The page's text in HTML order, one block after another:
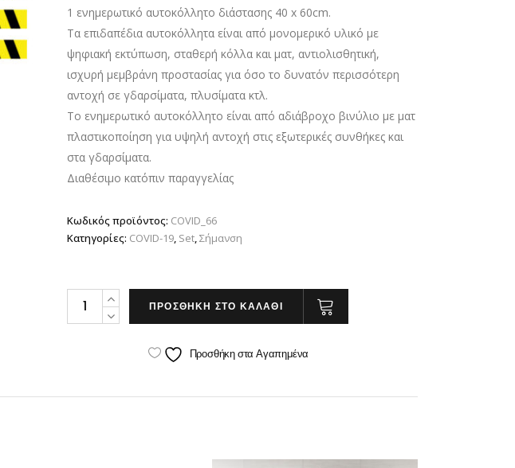
1 ενημερωτικό αυτοκόλλητο διάστασης 40 x 60cm.
Τα επιδαπέδια αυτοκόλλητα είναι από μονομερικό υλικό με
ψηφιακή εκτύπωση, σταθερή κόλλα και ματ, αντιολισθητική,
ισχυρή μεμβράνη προστασίας για όσο το δυνατόν περισσότερη
αντοχή σε γδαρσίματα, πλυσίματα κτλ.
Το ενημερωτικό αυτοκόλλητο είναι από αδιάβροχο βινύλιο με ματ
πλαστικοποίηση για υψηλή αντοχή στις εξωτερικές συνθήκες και
στα γδαρσίματα.
Διαθέσιμο κατόπιν παραγγελίας
Κωδικός προϊόντος: COVID_66
Κατηγορίες: COVID-19, Set,Σήμανση
Πακέτο
Επιδαπέδιων
Αυτοκόλλητου
ΠΡΟΣΘΗΚΗ ΣΤΟ ΚΑΛΑΘΙ
Προσθήκη στα Αγαπημένα